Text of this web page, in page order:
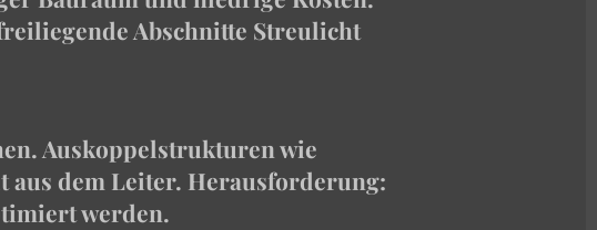
Abschnitte Streulicht
Auskoppelstrukturen wie
dem Leiter. Herausforderung:
werden.